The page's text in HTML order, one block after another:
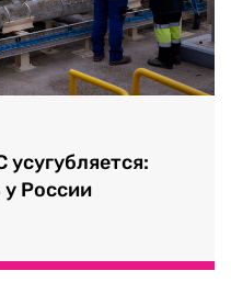
усугубляется:
у России